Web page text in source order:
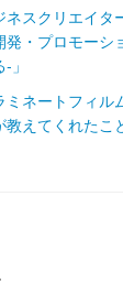
ネスクリエイタ
・プロモーシ
」
ミネートフィル
えてくれたこ